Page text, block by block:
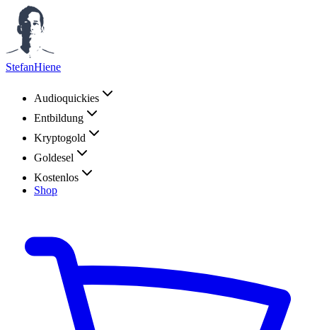
StefanHiene
Audioquickies
Entbildung
Kryptogold
Goldesel
Kostenlos
Shop